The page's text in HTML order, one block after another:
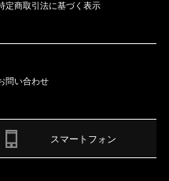
定商取引法に基づく表示
問い合わせ
スマートフォン